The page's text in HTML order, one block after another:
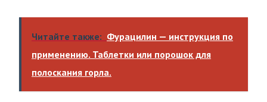
Читайте также: Фурацилин — инструкция по
применению. Таблетки или порошок для
полоскания горла.